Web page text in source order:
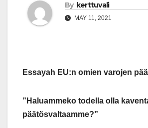
By kerttuvali
MAY 11, 2021
Essayah EU:n omien varojen
”Haluammeko todella olla
päätösvaltaamme?”